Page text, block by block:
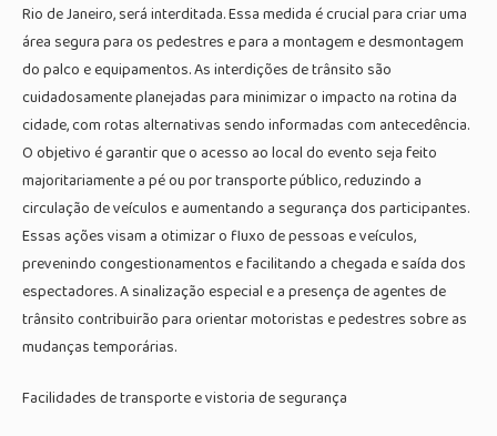
Rio de Janeiro, será interditada. Essa medida é crucial para criar uma
área segura para os pedestres e para a montagem e desmontagem
do palco e equipamentos. As interdições de trânsito são
cuidadosamente planejadas para minimizar o impacto na rotina da
cidade, com rotas alternativas sendo informadas com antecedência.
O objetivo é garantir que o acesso ao local do evento seja feito
majoritariamente a pé ou por transporte público, reduzindo a
circulação de veículos e aumentando a segurança dos participantes.
Essas ações visam a otimizar o fluxo de pessoas e veículos,
prevenindo congestionamentos e facilitando a chegada e saída dos
espectadores. A sinalização especial e a presença de agentes de
trânsito contribuirão para orientar motoristas e pedestres sobre as
mudanças temporárias.
Facilidades de transporte e vistoria de segurança